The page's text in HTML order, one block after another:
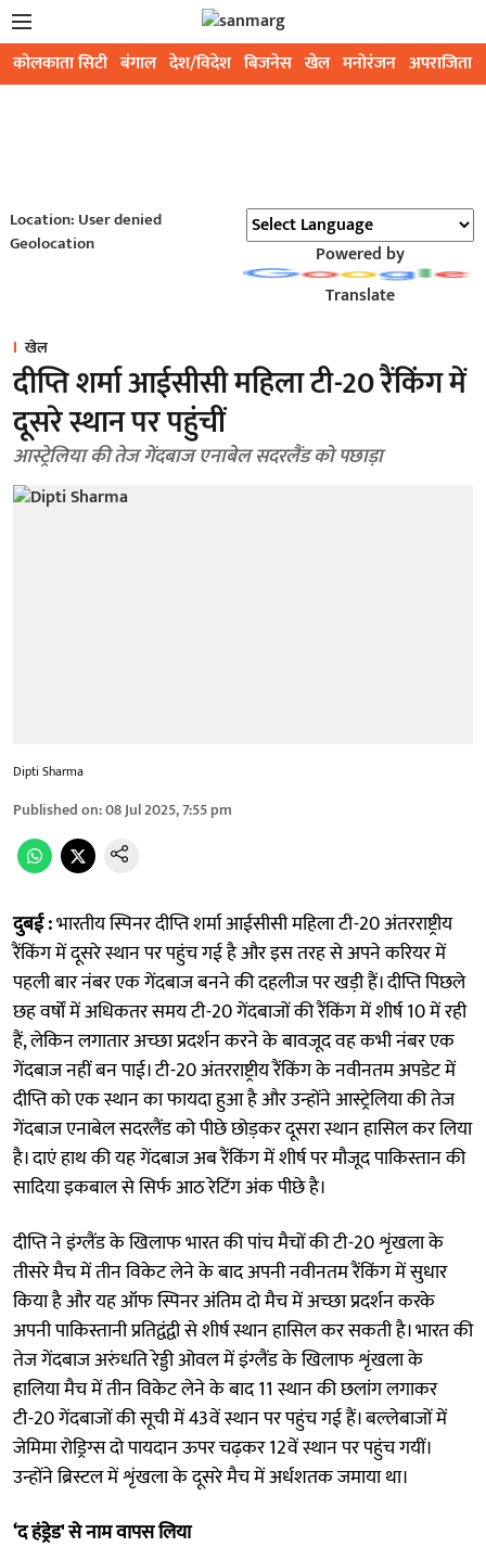
कोलकाता सिटी बंगाल देश/विदेश बिजनेस खेल मनोरंजन अपराजिता
Location: User denied
Geolocation
Powered by
Translate
खेल
दीप्ति शर्मा आईसीसी महिला टी-20 रैंकिंग में
दूसरे स्थान पर पहुंचीं
आस्ट्रेलिया की तेज गेंदबाज एनाबेल सदरलैंड को पछाड़ा
Dipti Sharma
Published on:08 Jul 2025, 7:55 pm
दुबई :भारतीय स्पिनर दीप्ति शर्मा आईसीसी महिला टी-20 अंतरराष्ट्रीय
रैंकिंग में दूसरे स्थान पर पहुंच गई है और इस तरह से अपने करियर में
पहली बार नंबर एक गेंदबाज बनने की दहलीज पर खड़ी हैं। दीप्ति पिछले
छह वर्षों में अधिकतर समय टी-20 गेंदबाजों की रैंकिंग में शीर्ष 10 में रही
हैं, लेकिन लगातार अच्छा प्रदर्शन करने के बावजूद वह कभी नंबर एक
गेंदबाज नहीं बन पाई। टी-20 अंतरराष्ट्रीय रैंकिंग के नवीनतम अपडेट में
दीप्ति को एक स्थान का फायदा हुआ है और उन्होंने आस्ट्रेलिया की तेज
गेंदबाज एनाबेल सदरलैंड को पीछे छोड़कर दूसरा स्थान हासिल कर लिया
है। दाएं हाथ की यह गेंदबाज अब रैंकिंग में शीर्ष पर मौजूद पाकिस्तान की
सादिया इकबाल से सिर्फ आठ रेटिंग अंक पीछे है।
दीप्ति ने इंग्लैंड के खिलाफ भारत की पांच मैचों की टी-20 शृंखला के
तीसरे मैच में तीन विकेट लेने के बाद अपनी नवीनतम रैंकिंग में सुधार
किया है और यह ऑफ स्पिनर अंतिम दो मैच में अच्छा प्रदर्शन करके
अपनी पाकिस्तानी प्रतिद्वंद्वी से शीर्ष स्थान हासिल कर सकती है। भारत की
तेज गेंदबाज अरुंधति रेड्डी ओवल में इंग्लैंड के खिलाफ शृंखला के
हालिया मैच में तीन विकेट लेने के बाद 11 स्थान की छलांग लगाकर
टी-20 गेंदबाजों की सूची में 43वें स्थान पर पहुंच गई हैं। बल्लेबाजों में
जेमिमा रोड्रिग्स दो पायदान ऊपर चढ़कर 12वें स्थान पर पहुंच गयीं।
उन्होंने ब्रिस्टल में शृंखला के दूसरे मैच में अर्धशतक जमाया था।
‘द हंड्रेड' से नाम वापस लिया